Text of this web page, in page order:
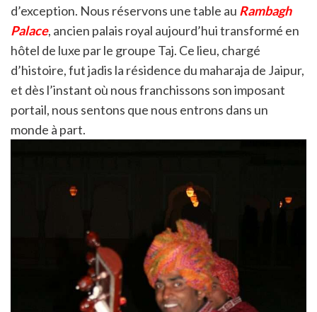
d’exception. Nous réservons une table au Rambagh
Palace, ancien palais royal aujourd’hui transformé en
hôtel de luxe par le groupe Taj. Ce lieu, chargé
d’histoire, fut jadis la résidence du maharaja de Jaipur,
et dès l’instant où nous franchissons son imposant
portail, nous sentons que nous entrons dans un
monde à part.